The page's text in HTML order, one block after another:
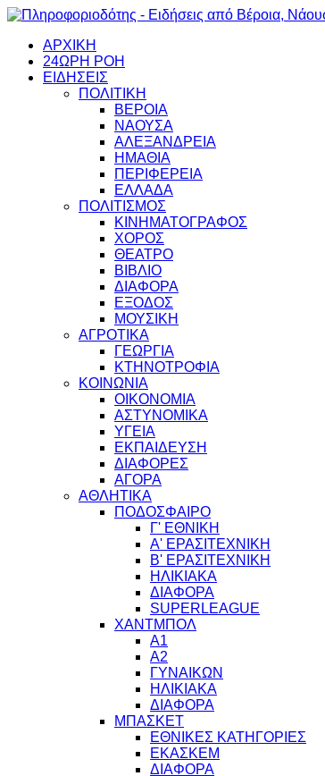
ΑΡΧΙΚΗ
24ΩΡΗ ΡΟΗ
ΕΙΔΗΣΕΙΣ
ΠΟΛΙΤΙΚΗ
ΒΕΡΟΙΑ
ΝΑΟΥΣΑ
ΑΛΕΞΑΝΔΡΕΙΑ
ΗΜΑΘΙΑ
ΠΕΡΙΦΕΡΕΙΑ
ΕΛΛΑΔΑ
ΠΟΛΙΤΙΣΜΟΣ
ΚΙΝΗΜΑΤΟΓΡΑΦΟΣ
ΧΟΡΟΣ
ΘΕΑΤΡΟ
ΒΙΒΛΙΟ
ΔΙΑΦΟΡΑ
ΕΞΟΔΟΣ
ΜΟΥΣΙΚΗ
ΑΓΡΟΤΙΚΑ
ΓΕΩΡΓΙΑ
ΚΤΗΝΟΤΡΟΦΙΑ
ΚΟΙΝΩΝΙΑ
ΟΙΚΟΝΟΜΙΑ
ΑΣΤΥΝΟΜΙΚΑ
ΥΓΕΙΑ
ΕΚΠΑΙΔΕΥΣΗ
ΔΙΑΦΟΡΕΣ
ΑΓΟΡΑ
ΑΘΛΗΤΙΚΑ
ΠΟΔΟΣΦΑΙΡΟ
Γ' ΕΘΝΙΚΗ
Α' ΕΡΑΣΙΤΕΧΝΙΚΗ
Β' ΕΡΑΣΙΤΕΧΝΙΚΗ
ΗΛΙΚΙΑΚΑ
ΔΙΑΦΟΡΑ
SUPERLEAGUE
ΧΑΝΤΜΠΟΛ
Α1
Α2
ΓΥΝΑΙΚΩΝ
ΗΛΙΚΙΑΚΑ
ΔΙΑΦΟΡΑ
ΜΠΑΣΚΕΤ
ΕΘΝΙΚΕΣ ΚΑΤΗΓΟΡΙΕΣ
ΕΚΑΣΚΕΜ
ΔΙΑΦΟΡΑ